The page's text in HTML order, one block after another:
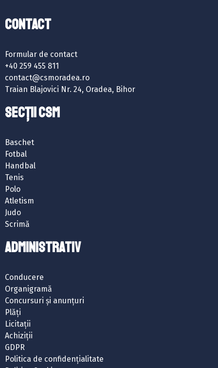
Contact
Formular de contact
+40 259 455 811
contact@csmoradea.ro
Traian Blajovici Nr. 24, Oradea, Bihor
SECȚII CSM
Baschet
Fotbal
Handbal
Tenis
Polo
Atletism
Judo
Scrimă
ADMINISTRATIV
Conducere
Organigramă
Concursuri și anunțuri
Plăți
Licitații
Achiziții
GDPR
Politica de confidențialitate